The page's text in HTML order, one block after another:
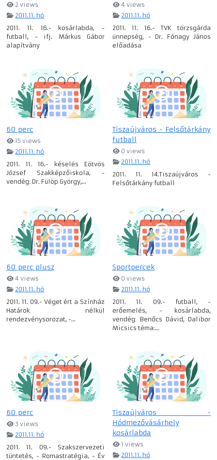
2 views
2011.11. hó
2011. 11. 16.- kosárlabda, -
futball, - ifj. Márkus Gábor
alapítvány
4 views
2011.11. hó
2011. 11. 16.- TVK törzsgárda
ünnepség, - Dr. Fónagy János
előadása
60 perc
15 views
2011.11. hó
2011. 11. 16.- késelés Eötvös
József Szakképzőiskola, -
vendég: Dr. Fülöp György,...
Tiszaújváros - Felsőtárkány
futball
0 views
2011.11. hó
2011. 11. 14.Tiszaújváros -
Felsőtárkány futball
60 perc plusz
4 views
2011.11. hó
2011. 11. 09.- Véget ért a Színház
Határok nélkül
rendezvénysorozat, -...
Sportpercek
0 views
2011.11. hó
2011. 11. 09.- futball, -
erőemelés, - kosárlabda,
vendég: Benőcs Dávid, Dalibor
Micsics téma:...
60 perc
3 views
2011.11. hó
2011. 11. 09.- Szakszervezeti
tüntetés, - Romastratégia, - Év
Tiszaújváros -
Hódmezővásárhely
kosárlabda
1 views
2011.11. hó